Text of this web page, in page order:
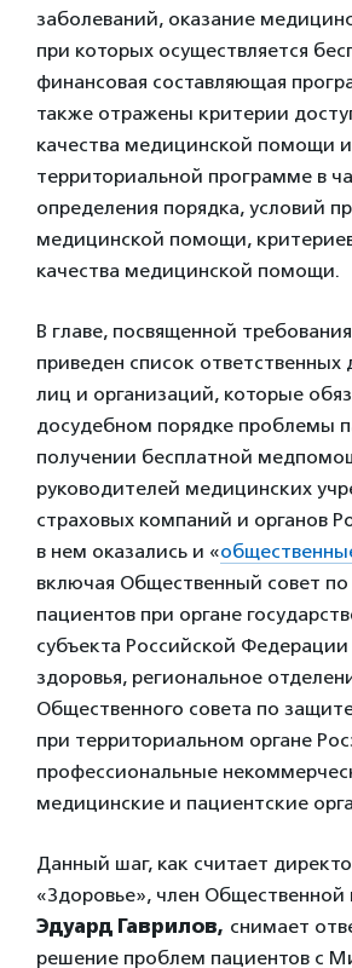
заболеваний, оказание
при которых осуществляется
финансовая составляющая
также отражены критерии
качества медицинской помощи
территориальной программе в
определения порядка, условий
медицинской помощи,
качества медицинской помощи.
В главе, посвященной
приведен список
лиц и организаций, которые
досудебном порядке проблемы
получении бесплатной
руководителей медицинских
страховых компаний и органов
в нем оказались и «
включая Общественный совет
пациентов при органе
субъекта Российской
здоровья, региональное
Общественного совета по
при территориальном органе
профессиональные
медицинские и пациентские
Данный шаг, как считает
«Здоровье», член
Эдуард Гаврилов, снимает
решение проблем пациентов с